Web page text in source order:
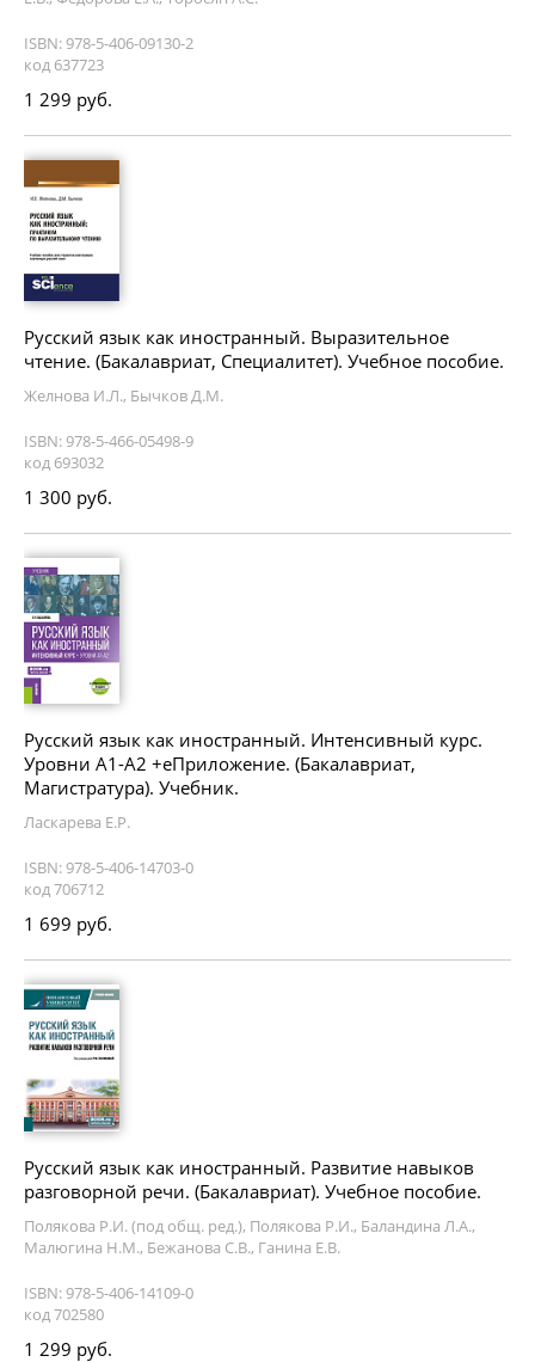
ISBN: 978-5-406-09130-2
код 637723
1 299 руб.
Русский язык как иностранный. Выразительное
чтение. (Бакалавриат, Специалитет). Учебное пособие.
Желнова И.Л., Бычков Д.М.
ISBN: 978-5-466-05498-9
код 693032
1 300 руб.
Русский язык как иностранный. Интенсивный курс.
Уровни А1-А2 +еПриложение. (Бакалавриат,
Магистратура). Учебник.
Ласкарева Е.Р.
ISBN: 978-5-406-14703-0
код 706712
1 699 руб.
Русский язык как иностранный. Развитие навыков
разговорной речи. (Бакалавриат). Учебное пособие.
Полякова Р.И. (под общ. ред.), Полякова Р.И., Баландина Л.А.,
Малюгина Н.М., Бежанова С.В., Ганина Е.В.
ISBN: 978-5-406-14109-0
код 702580
1 299 руб.